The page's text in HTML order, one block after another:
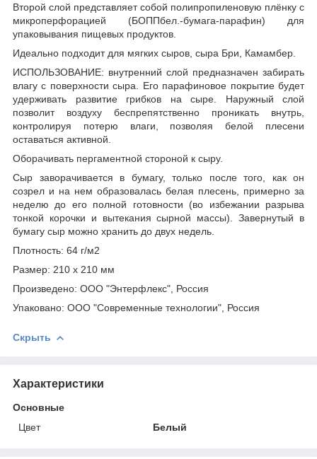
Второй слой представляет собой полипропиленовую плёнку с
микроперфорацией (БОППбел.-бумага-парафин) для
упаковывания пищевых продуктов.
Идеально подходит для мягких сыров, сыра Бри, Камамбер.
ИСПОЛЬЗОВАНИЕ: внутренний слой предназначен забирать
влагу с поверхности сыра. Его парафиновое покрытие будет
удерживать развитие грибков на сыре. Наружный слой
позволит воздуху беспрепятственно проникать внутрь,
контролируя потерю влаги, позволяя белой плесени
оставаться активной.
Оборачивать пергаментной стороной к сыру.
Сыр заворачивается в бумагу, только после того, как он
созрел и на нем образовалась белая плесень, примерно за
неделю до его полной готовности (во избежании разрыва
тонкой корочки и вытекания сырной массы). Завернутый в
бумагу сыр можно хранить до двух недель.
Плотность: 64 г/м2
Размер: 210 x 210 мм
Произведено: ООО "Энтерфлекс", Россия
Упаковано: ООО "Современные технологии", Россия
Скрыть
Характеристики
Основные
Цвет
Белый